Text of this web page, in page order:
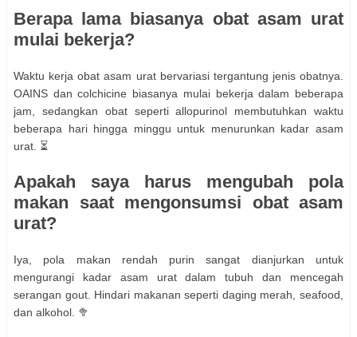
Berapa lama biasanya obat asam urat
mulai bekerja?
Waktu kerja obat asam urat bervariasi tergantung jenis obatnya.
OAINS dan colchicine biasanya mulai bekerja dalam beberapa
jam, sedangkan obat seperti allopurinol membutuhkan waktu
beberapa hari hingga minggu untuk menurunkan kadar asam
urat. ⏳
Apakah saya harus mengubah pola
makan saat mengonsumsi obat asam
urat?
Iya, pola makan rendah purin sangat dianjurkan untuk
mengurangi kadar asam urat dalam tubuh dan mencegah
serangan gout. Hindari makanan seperti daging merah, seafood,
dan alkohol. 🥦